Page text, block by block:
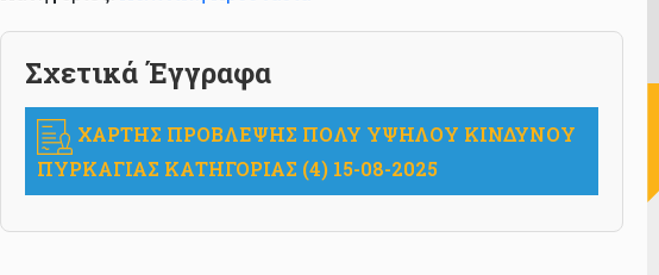
Σχετικά Έγγραφα
ΧΑΡΤΗΣ ΠΡΟΒΛΕΨΗΣ ΠΟΛΥ ΥΨΗΛΟΥ ΚΙΝΔΥΝΟΥ
ΠΥΡΚΑΓΙΑΣ ΚΑΤΗΓΟΡΙΑΣ (4) 15-08-2025